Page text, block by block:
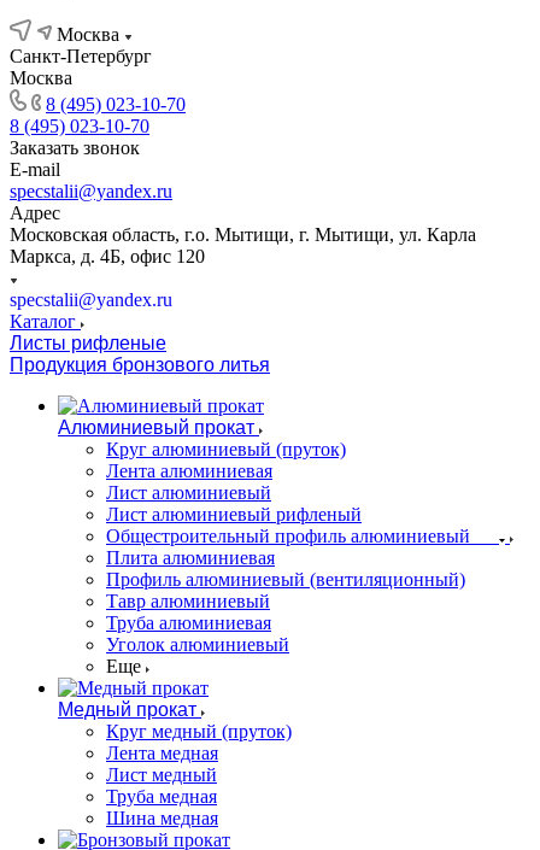
Москва
Санкт-Петербург
Москва
8 (495) 023-10-70
8 (495) 023-10-70
Заказать звонок
E-mail
specstalii@yandex.ru
Адрес
Московская область, г.о. Мытищи, г. Мытищи, ул. Карла
Маркса, д. 4Б, офис 120
specstalii@yandex.ru
Каталог
Листы рифленые
Продукция бронзового литья
Алюминиевый прокат
Круг алюминиевый (пруток)
Лента алюминиевая
Лист алюминиевый
Лист алюминиевый рифленый
Общестроительный профиль алюминиевый
Плита алюминиевая
Профиль алюминиевый (вентиляционный)
Тавр алюминиевый
Труба алюминиевая
Уголок алюминиевый
Еще
Медный прокат
Круг медный (пруток)
Лента медная
Лист медный
Труба медная
Шина медная